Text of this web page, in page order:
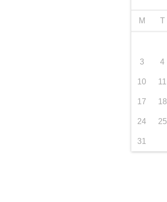
M T
3 4
10 11
17 18
24 25
31